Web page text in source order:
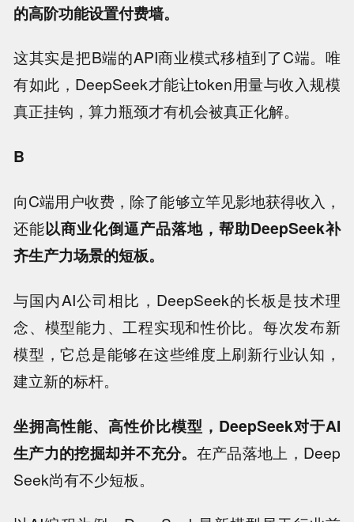
的高阶功能设置付费墙。
这其实是把B端的API商业模式移植到了C端。唯
有如此，DeepSeek才能让token用量与收入规模
真正挂钩，算力瓶颈才有机会被真正化解。
B
向C端用户收费，除了能够立竿见影地获得收入，
还能以商业化倒逼产品落地，帮助DeepSeek补
齐生产力场景的短板。
与国内AI公司相比，DeepSeek的长板是技术理
念、模型能力、工程实现和性价比。每次发布新
模型，它总是能够在这些维度上刷新行业认知，
建立新的标杆。
坐拥高性能、高性价比模型，DeepSeek对于AI
生产力的挖掘却并不充分。 在产品落地上，Deep
Seek尚有不少短板。